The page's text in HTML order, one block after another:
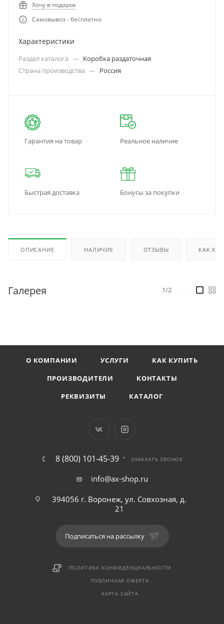
Хочу в подарок
Самовывоз - бесплатно
Характеристики
Раздел каталога — Коробка раздаточная
Страна производства — Россия
Гарантия на товар Реальное наличие
Быстрая доставка Бонусы за покупки
ОПИСАНИЕ НАЛИЧИЕ ОТЗЫВЫ КАК
Галерея 1/2
О КОМПАНИИ УСЛУГИ
КАК КУПИТЬ
ПРОИЗВОДИТЕЛИ
КОНТАКТЫ
РЕКВИЗИТЫ
КАТАЛОГ
8 (800) 101-45-39 ЗАКАЗАТЬ ЗВОНОК
info@ax-shop.ru
394056 г. Воронеж, ул. Совхозная, д.
21
Подписаться на рассылку
ПОЛИТИКА КОНФИДЕНЦИАЛЬНОСТИ
ПУБЛИЧНАЯ ОФЕРТА
КАРТА САЙТА